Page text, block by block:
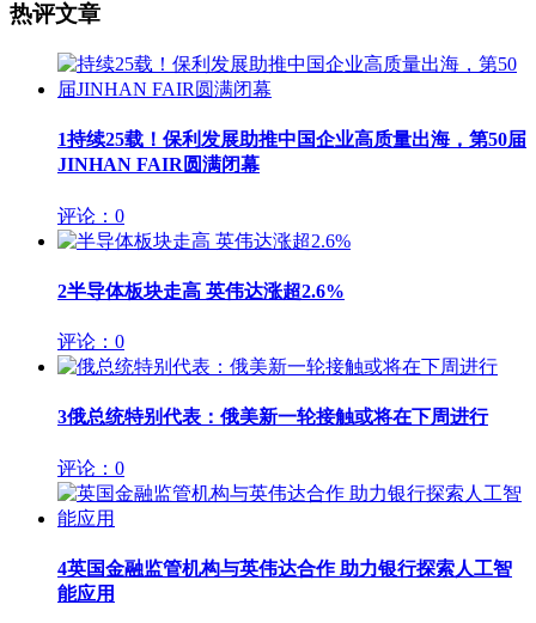
热评文章
1持续25载！保利发展助推中国企业高质量出海，第50届
JINHAN FAIR圆满闭幕
评论：0
2半导体板块走高 英伟达涨超2.6%
评论：0
3俄总统特别代表：俄美新一轮接触或将在下周进行
评论：0
4英国金融监管机构与英伟达合作 助力银行探索人工智
能应用